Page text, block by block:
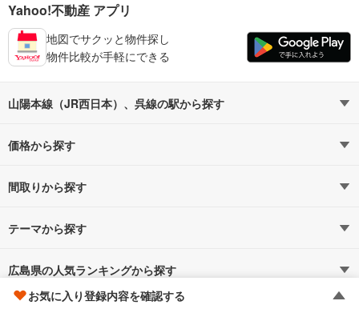
お気に入り登録内容を確認する
Yahoo!不動産 アプリ
地図でサクッと物件探し
物件比較が手軽にできる
山陽本線（JR西日本）、呉線の駅から探す
山陽本線（JR西日本）
山陽本線（JR西日本）すべての駅
広島（3）
福山（2）
価格から探す
4,000万円以下（1）
6,000万円以下（1）
8,000万円以下（1）
間取りから探す
1LDK（0）
3LDK（1）
テーマから探す
駅近・駅徒歩5分以内
広島県の人気ランキングから探す